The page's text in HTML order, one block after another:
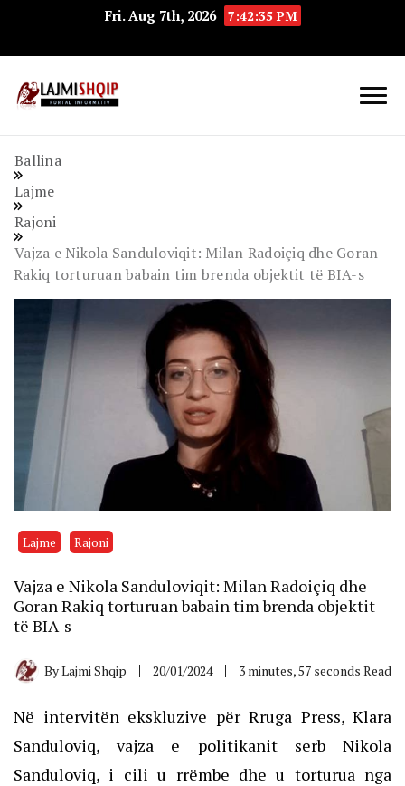
Fri. Aug 7th, 2026 7:42:36 PM
Ballina
Lajme
Rajoni
Vajza e Nikola Sanduloviqit: Milan Radoiçiq dhe Goran
Rakiq torturuan babain tim brenda objektit të BIA-s
Lajme Rajoni
Vajza e Nikola Sanduloviqit: Milan Radoiçiq dhe
Goran Rakiq torturuan babain tim brenda objektit
të BIA-s
ByLajmi Shqip 20/01/2024 3 minutes, 57 seconds Read
Në intervitën ekskluzive për Rruga Press, Klara
Sanduloviq, vajza e politikanit serb Nikola
Sanduloviq, i cili u rrëmbe dhe u torturua nga